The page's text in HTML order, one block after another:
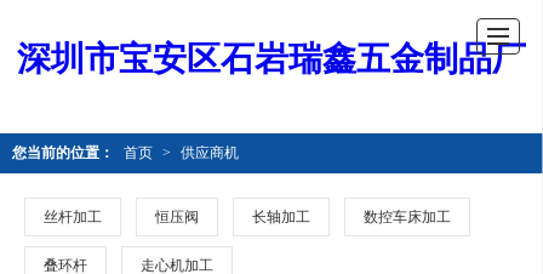
深圳市宝安区石岩瑞鑫五金制品厂
您当前的位置： 首页 > 供应商机
丝杆加工 恒压阀 长轴加工 数控车床加工
叠环杆 走心机加工